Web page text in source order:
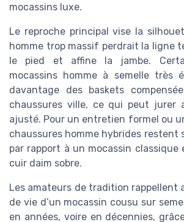
mocassins luxe.
Le reproche principal vise la
homme trop massif perdrait la ligne
le pied et affine la jambe.
mocassins homme à semelle très
davantage des baskets
chaussures ville, ce qui peut jurer
ajusté. Pour un entretien formel ou
chaussures homme hybrides restent
par rapport à un mocassin classique
cuir daim sobre.
Les amateurs de tradition rappellent
de vie d’un mocassin cousu sur
en années, voire en décennies,